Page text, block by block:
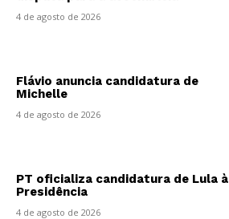
4 de agosto de 2026
Flávio anuncia candidatura de
Michelle
4 de agosto de 2026
PT oficializa candidatura de Lula à
Presidência
4 de agosto de 2026